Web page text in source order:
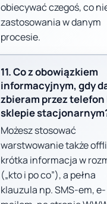
obiecywać czegoś, co
zastosowania w danym
procesie.
11. Co z obowiązkiem
informacyjnym, gdy
zbieram przez telefon
sklepie
Możesz stosować
warstwowanie także
krótka informacja w
(„kto i po co”), a pełna
klauzula np. SMS-em, e-